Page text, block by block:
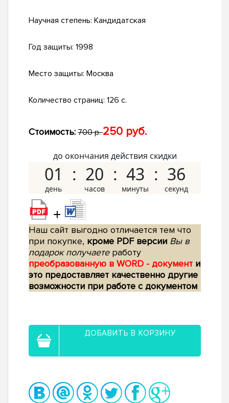
Научная степень: Кандидатская
Год защиты: 1998
Место защиты: Москва
Количество страниц: 126 с.
Стоимость: 700 р.250 руб.
до окончания действия скидки
01 20 43 35
+
Наш сайт выгодно отличается тем что
при покупке, кроме PDF версии Вы в
подарок получаетеработу
преобразованную в WORD - документ и
это предоставляет качественно другие
возможности при работе с документом
ДОБАВИТЬ В КОРЗИНУ